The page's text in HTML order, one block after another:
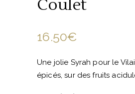
Coulet
16.50€
Une jolie Syrah pour le
épicés, sur des fruits